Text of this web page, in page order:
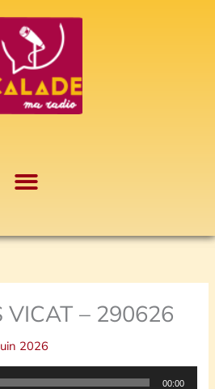
VICAT – 290626
2026
00:00